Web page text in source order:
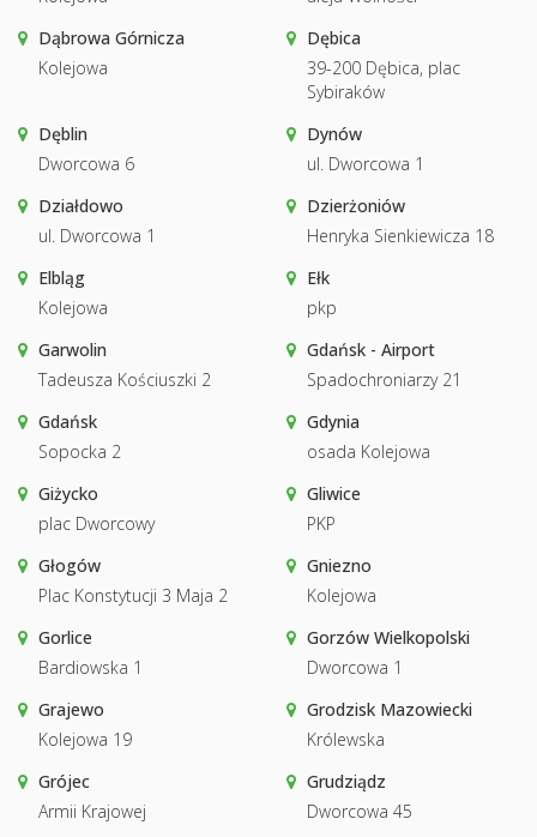
Dąbrowa Górnicza
Kolejowa
Dębica
39-200 Dębica, plac
Sybiraków
Dęblin
Dworcowa 6
Dynów
ul. Dworcowa 1
Działdowo
ul. Dworcowa 1
Dzierżoniów
Henryka Sienkiewicza 18
Elbląg
Kolejowa
Ełk
pkp
Garwolin
Tadeusza Kościuszki 2
Gdańsk - Airport
Spadochroniarzy 21
Gdańsk
Sopocka 2
Gdynia
osada Kolejowa
Giżycko
plac Dworcowy
Gliwice
PKP
Głogów
Plac Konstytucji 3 Maja 2
Gniezno
Kolejowa
Gorlice
Bardiowska 1
Gorzów Wielkopolski
Dworcowa 1
Grajewo
Kolejowa 19
Grodzisk Mazowiecki
Królewska
Grójec
Armii Krajowej
Grudziądz
Dworcowa 45